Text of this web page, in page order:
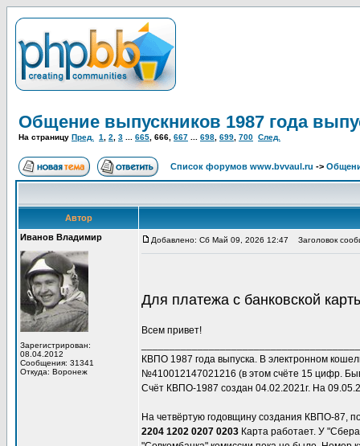
Общение выпускников 1987 года
На страницу Пред. 1 2 3 665 666 667 698 699 700 След.
Список форумов www.bvvaul.ru ->
Автор
Иванов Владимир
Зарегистрирован:
08.04.2012
Сообщения: 31341
Откуда: Воронеж
Добавлено: Сб Май 09, 2026 12:47 Заголовок
Для платежа с банковской
Всем привет!
КВПО 1987 года выпуска. В электронном
№410012147021216 (в этом счёте 15 цифр.
Счёт КВПО-1987 создан 04.02.2021г. На
На четвёртую годовщину создания КВПО-87,
2204 1202 0207 0203 Карта работает. У